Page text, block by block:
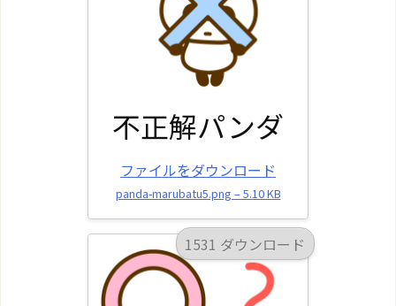
不正解パンダ
ファイルをダウンロード
panda-marubatu5.png – 5.10 KB
1531 ダウンロード